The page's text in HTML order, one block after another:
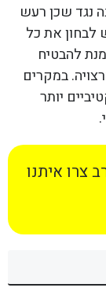
נגד שכן רעש
את כל
להבטיח
במקרים
יותר
איתנו